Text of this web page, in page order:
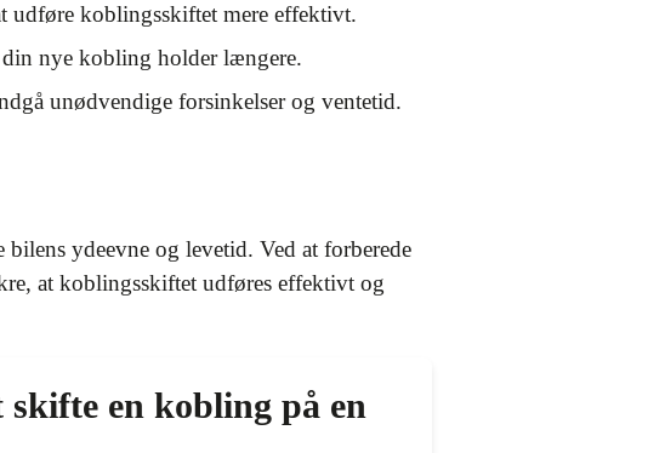
udføre koblingsskiftet mere effektivt.
din nye kobling holder længere.
unødvendige forsinkelser og ventetid.
ydeevne og levetid. Ved at forberede
at koblingsskiftet udføres effektivt og
en kobling på en